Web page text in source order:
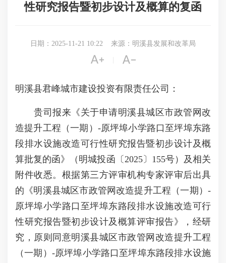
性研究报告暨初步设计及概算的复函
日期：2025-11-21 10:22 来源：明溪县发展和改革局
 
明溪县君峰城市建设投资有限责任公司：
贵司报来《关于申请明溪县城区市政管网改
造提升工程（一期）-原坪埠小学路口至坪埠东路
段排水设施改造可行性研究报告暨初步设计及概
算批复的函》（明城投函〔2025〕155号）及相关
附件收悉。根据第三方评审机构专家评审后出具
的《明溪县城区市政管网改造提升工程（一期）-
原坪埠小学路口至坪埠东路段排水设施改造可行
性研究报告暨初步设计及概算评审报告》，经研
究，原则同意明溪县城区市政管网改造提升工程
（一期）-原坪埠小学路口至坪埠东路段排水设施